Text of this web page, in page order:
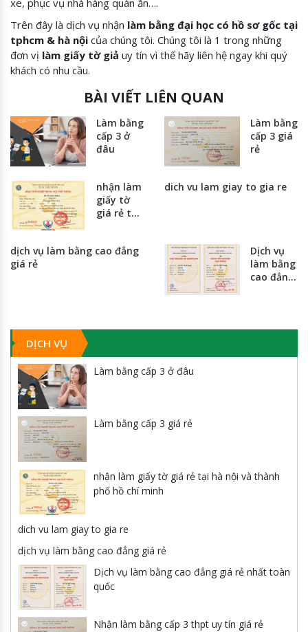
Trên đây là dịch vụ nhận làm bằng đại học có hồ sơ gốc tại
tphcm & hà nội của chúng tôi. Chúng tôi là 1 trong những
đơn vị làm giấy tờ giả uy tín vì thế hãy liên hệ ngay khi quý
khách có nhu cầu.
BÀI VIẾT LIÊN QUAN
Làm bằng
cấp 3 ở
đâu
Làm bằng
cấp 3 giá
rẻ
nhận làm
giấy tờ
giá rẻ tại
phố hồ
dich vu lam giay to gia re
dịch vụ làm bằng cao đẳng
giá rẻ
Dịch vụ
làm bằng
cao đẳng
quốc
DỊCH VỤ
Làm bằng cấp 3 ở đâu
Làm bằng cấp 3 giá rẻ
nhận làm giấy tờ giá rẻ tại hà nội và thành
phố hồ chí minh
dich vu lam giay to gia re
dịch vụ làm bằng cao đẳng giá rẻ
Dịch vụ làm bằng cao đẳng giá rẻ nhất toàn
quốc
Nhận làm bằng cấp 3 thpt uy tín giá rẻ